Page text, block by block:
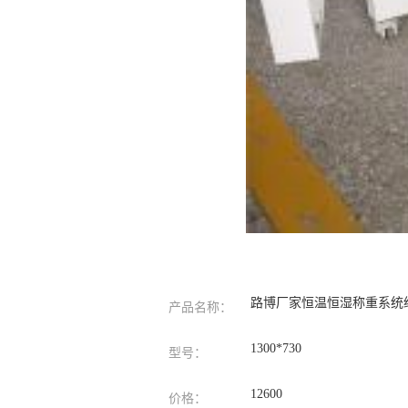
产品名称： 路博厂家恒温恒湿称重系统
型号： 1300*730
价格： 12600